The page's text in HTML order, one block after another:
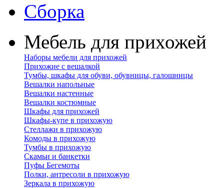
Сборка
Мебель для прихожей
Наборы мебели для прихожей
Прихожие с вешалкой
Тумбы, шкафы для обуви, обувницы, галошницы
Вешалки напольные
Вешалки настенные
Вешалки костюмные
Шкафы для прихожей
Шкафы-купе в прихожую
Стеллажи в прихожую
Комоды в прихожую
Тумбы в прихожую
Скамьи и банкетки
Пуфы Бегемоты
Полки, антресоли в прихожую
Зеркала в прихожую